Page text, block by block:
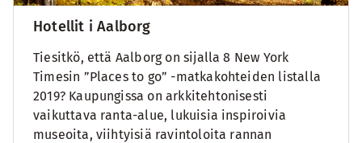
Hotellit i Aalborg
Tiesitkö, että Aalborg on sijalla 8 New York
Timesin ”Places to go” -matkakohteiden listalla
2019? Kaupungissa on arkkitehtonisesti
vaikuttava ranta-alue, lukuisia inspiroivia
museoita, viihtyisiä ravintoloita rannan